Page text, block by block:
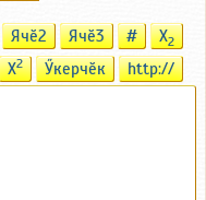
Ячӗ2 Ячӗ3 # X2
X2 Ӳкерчӗк http://